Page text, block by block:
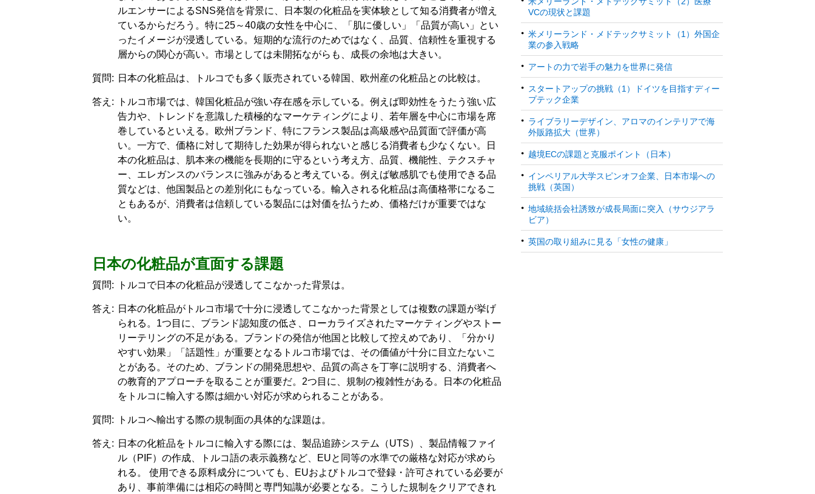
ルエンサーによるSNS発信を背景に、日本製の化粧品を実体験として知る消費者が増え
ているからだろう。特に25～40歳の女性を中心に、「肌に優しい」「品質が高い」とい
ったイメージが浸透している。短期的な流行のためではなく、品質、信頼性を重視する
層からの関心が高い。市場としては未開拓ながらも、成長の余地は大きい。
質問: 日本の化粧品は、トルコでも多く販売されている韓国、欧州産の化粧品との比較は。
答え:
トルコ市場では、韓国化粧品が強い存在感を示している。例えば即効性をうたう強い広
告力や、トレンドを意識した積極的なマーケティングにより、若年層を中心に市場を席
巻しているといえる。欧州ブランド、特にフランス製品は高級感や品質面で評価が高
い。一方で、価格に対して期待した効果が得られないと感じる消費者も少なくない。日
本の化粧品は、肌本来の機能を長期的に守るという考え方、品質、機能性、テクスチャ
ー、エレガンスのバランスに強みがあると考えている。例えば敏感肌でも使用できる品
質などは、他国製品との差別化にもなっている。輸入される化粧品は高価格帯になるこ
ともあるが、消費者は信頼している製品には対価を払うため、価格だけが重要ではな
い。
日本の化粧品が直面する課題
質問: トルコで日本の化粧品が浸透してこなかった背景は。
答え: 日本の化粧品がトルコ市場で十分に浸透してこなかった背景としては複数の課題が挙げ
られる。1つ目に、ブランド認知度の低さ、ローカライズされたマーケティングやストー
リーテリングの不足がある。ブランドの発信が他国と比較して控えめであり、「分かり
やすい効果」「話題性」が重要となるトルコ市場では、その価値が十分に目立たないこ
とがある。そのため、ブランドの開発思想や、品質の高さを丁寧に説明する、消費者へ
の教育的アプローチを取ることが重要だ。2つ目に、規制の複雑性がある。日本の化粧品
をトルコに輸入する際は細かい対応が求められることがある。
質問: トルコへ輸出する際の規制面の具体的な課題は。
答え: 日本の化粧品をトルコに輸入する際には、製品追跡システム（UTS）、製品情報ファイ
ル（PIF）の作成、トルコ語の表示義務など、EUと同等の水準での厳格な対応が求めら
れる。 使用できる原料成分についても、EUおよびトルコで登録・許可されている必要が
あり、事前準備には相応の時間と専門知識が必要となる。こうした規制をクリアできれ
VCの現状と課題
米メリーランド・メドテックサミット（1）外国企
業の参入戦略
アートの力で岩手の魅力を世界に発信
スタートアップの挑戦（1）ドイツを目指すディー
プテック企業
ライブラリーデザイン、アロマのインテリアで海
外販路拡大（世界）
越境ECの課題と克服ポイント（日本）
インペリアル大学スピンオフ企業、日本市場への
挑戦（英国）
地域統括会社誘致が成長局面に突入（サウジアラ
ビア）
英国の取り組みに見る「女性の健康」